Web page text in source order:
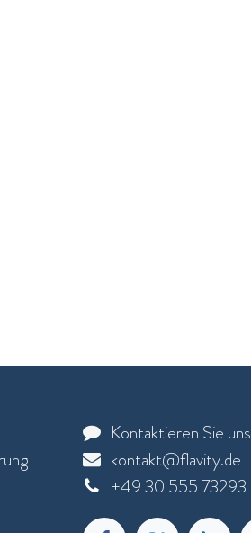
Kontaktieren Sie uns
kontakt@flavity.de
+49 30 555 73293